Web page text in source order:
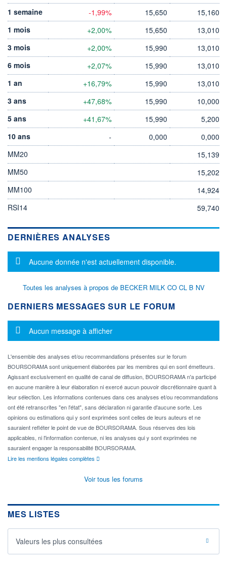
1 semaine
-1,99% 15,650
15,160
1 mois
+2,00% 15,650
13,010
3 mois
+2,00% 15,990
13,010
6 mois
+2,07% 15,990
13,010
1 an
+16,79% 15,990
13,010
3 ans
+47,68% 15,990
10,000
5 ans
+41,67% 15,990
5,200
10 ans
- 0,000
0,000
MM20
15,139
MM50
15,202
MM100
14,924
RSI14
59,740
DERNIÈRES ANALYSES
Message d'information
Aucune donnée n'est actuellement disponible.
Toutes les analyses à propos de BECKER MILK CO CL B NV
DERNIERS MESSAGES SUR LE FORUM
Message d'information
Aucun message à afficher
L'ensemble des analyses et/ou recommandations présentes sur le forum
BOURSORAMA sont uniquement élaborées par les membres qui en sont émetteurs.
Agissant exclusivement en qualité de canal de diffusion, BOURSORAMA n'a participé
en aucune manière à leur élaboration ni exercé aucun pouvoir discrétionnaire quant à
leur sélection. Les informations contenues dans ces analyses et/ou recommandations
ont été retranscrites "en l'état", sans déclaration ni garantie d'aucune sorte. Les
opinions ou estimations qui y sont exprimées sont celles de leurs auteurs et ne
sauraient refléter le point de vue de BOURSORAMA. Sous réserves des lois
applicables, ni l'information contenue, ni les analyses qui y sont exprimées ne
sauraient engager la responsabilité BOURSORAMA.
Lire les mentions légales complètes
Voir tous les forums
MES LISTES
Valeurs les plus consultées